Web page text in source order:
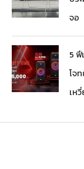
จอ
5 ฟี
โจ
เห